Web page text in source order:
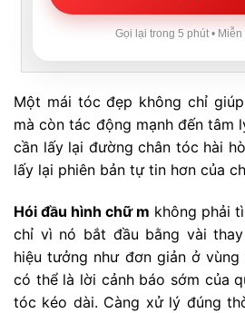
Gọi lại trong 5 phút •
Một mái tóc đẹp không chỉ
mà còn tác động mạnh đến tâm
cần lấy lại đường chân tóc hài
lấy lại phiên bản tự tin hơn của
Hói đầu hình chữ m không phải
chỉ vì nó bắt đầu bằng vài
hiệu tưởng như đơn giản ở
có thể là lời cảnh báo sớm của
tóc kéo dài. Càng xử lý đúng